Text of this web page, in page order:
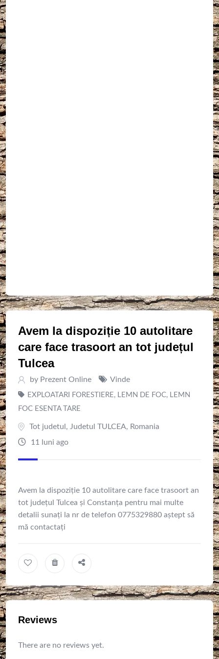
Avem la dispoziție 10 autolitare
care face trasoort an tot județul
Tulcea
by Prezent Online Vinde
EXPLOATARI FORESTIERE, LEMN DE FOC, LEMN
FOC ESENTA TARE
Tot judetul , Judetul TULCEA, Romania
11 luni ago
Avem la dispoziție 10 autolitare care face trasoort an
tot județul Tulcea și Constanța pentru mai multe
detalii sunați la nr de telefon 0775329880 aștept să
mă contactați
Reviews
There are no reviews yet.